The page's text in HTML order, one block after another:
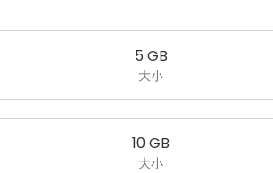
5 GB
大小
10GB
大小